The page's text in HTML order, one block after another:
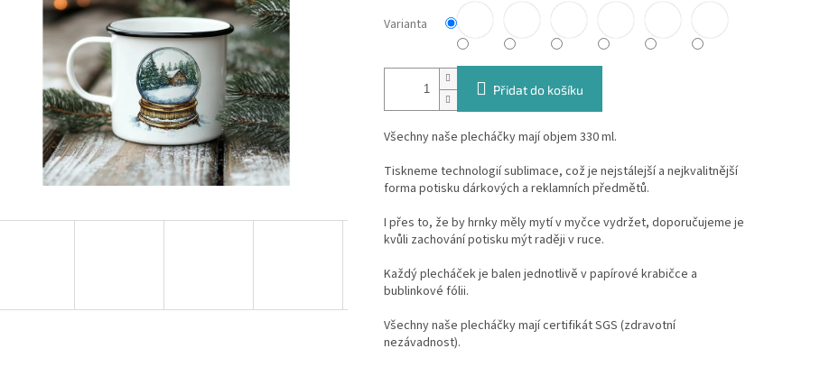
Varianta
Přidat do košíku
Všechny naše plecháčky mají objem 330 ml.
Tiskneme technologií sublimace, což je nejstálejší a nejkvalitnější
forma potisku dárkových a reklamních předmětů.
I přes to, že by hrnky měly mytí v myčce vydržet, doporučujeme je
kvůli zachování potisku mýt raději v ruce.
Každý plecháček je balen jednotlivě v papírové krabičce a
bublinkové fólii.
Všechny naše plecháčky mají certifikát SGS (zdravotní
nezávadnost).